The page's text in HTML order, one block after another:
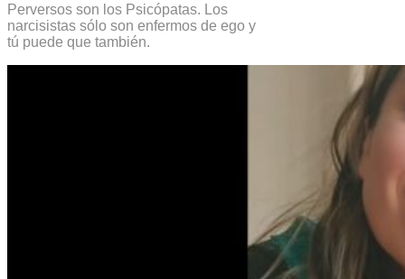
Perversos son los Psicópatas. Los
narcisistas sólo son enfermos de ego y
tú puede que también.